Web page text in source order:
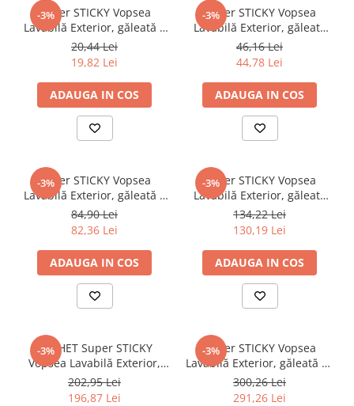
-3%
Super STICKY Vopsea
Lavabilă Exterior, găleată 1
ltr.
20,44 Lei
19,82 Lei
ADAUGA IN COS
-3%
Super STICKY Vopsea
Lavabilă Exterior, găleată
2,5 ltr.
46,16 Lei
44,78 Lei
ADAUGA IN COS
-3%
Super STICKY Vopsea
Lavabilă Exterior, găleată 5
ltr.
84,90 Lei
82,36 Lei
ADAUGA IN COS
-3%
Super STICKY Vopsea
Lavabilă Exterior, găleată
8,5 ltr.
134,22 Lei
130,19 Lei
ADAUGA IN COS
-3%
PACHET Super STICKY
Vopsea Lavabilă Exterior,
găleată 15 ltr.+ Amorsa 4
ltr.
202,95 Lei
196,87 Lei
-3%
Super STICKY Vopsea
Lavabilă Exterior, găleată 25
ltr.
300,26 Lei
291,26 Lei